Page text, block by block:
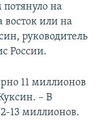
потянуло на
восток или на
руководитель
России.
11 миллионов
– В
13 миллионов.